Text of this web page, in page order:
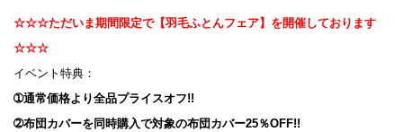
☆☆☆ただいま期間限定で【羽毛ふとんフェア】を開催しております
☆☆☆
イベント特典：
➀通常価格より全品プライスオフ!!
➁布団カバーを同時購入で対象の布団カバー25％OFF!!